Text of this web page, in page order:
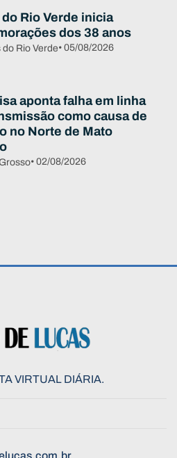
Rio Verde inicia
dos 38 anos
do Rio Verde• 05/08/2026
aponta falha em linha
como causa de
no Norte de Mato
• 02/08/2026
VIRTUAL DIÁRIA.